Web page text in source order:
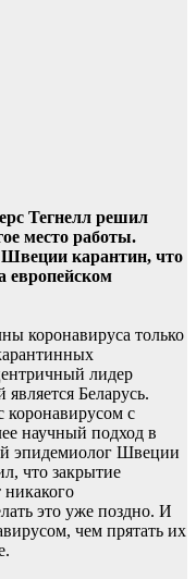
Тегнелл решил
место работы.
карантин, что
европейском
коронавируса только
лидер
Беларусь.
коронавирусом с
научный подход в
эпидемиолог Швеции
что закрытие
никакого
это уже поздно. И
чем прятать их